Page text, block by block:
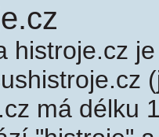
histroje.cz
má délku